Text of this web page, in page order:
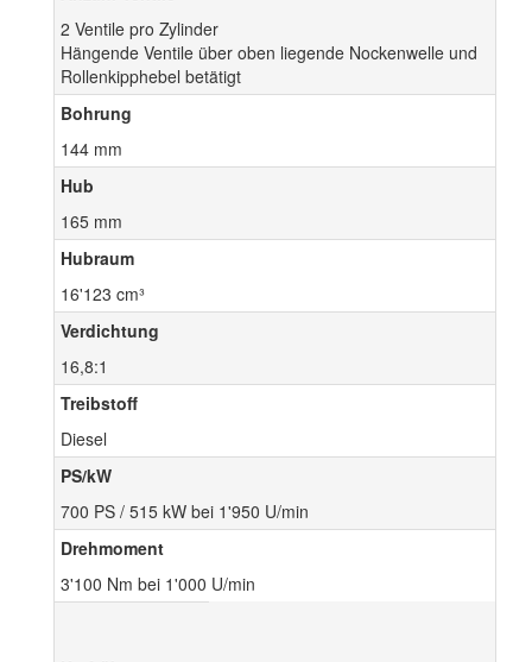
2 Ventile pro Zylinder
Hängende Ventile über oben liegende Nockenwelle und
Rollenkipphebel betätigt
Bohrung
144 mm
Hub
165 mm
Hubraum
16'123 cm³
Verdichtung
16,8:1
Treibstoff
Diesel
PS/kW
700 PS / 515 kW bei 1'950 U/min
Drehmoment
3'100 Nm bei 1'000 U/min